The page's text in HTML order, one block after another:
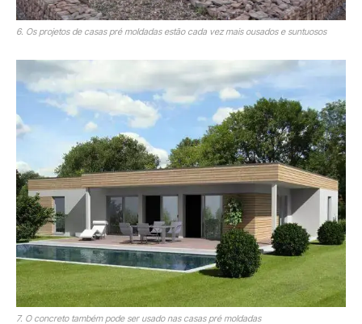
6. Os projetos de casas pré moldadas estão cada vez mais ousados e suntuosos
7. O concreto também pode ser usado nas casas pré moldadas